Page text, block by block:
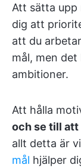
Att sätta upp
dig att
att du
mål, men
ambitioner.
Att hålla
och se till att
allt detta är
mål hjälper